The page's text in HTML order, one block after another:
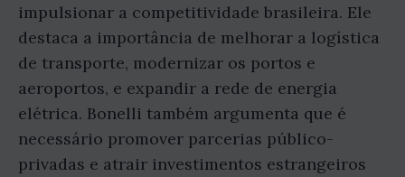
impulsionar a competitividade brasileira. Ele
destaca a importância de melhorar a logística
de transporte, modernizar os portos e
aeroportos, e expandir a rede de energia
elétrica. Bonelli também argumenta que é
necessário promover parcerias público-
privadas e atrair investimentos estrangeiros